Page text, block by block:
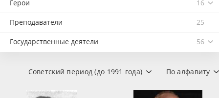
Герои 16
Преподаватели 25
Государственные деятели 56
По алфавиту
Советский период (до 1991 года)